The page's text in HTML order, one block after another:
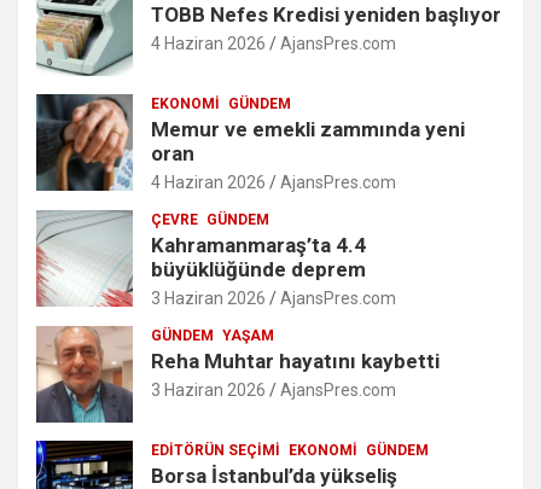
TOBB Nefes Kredisi yeniden başlıyor
4 Haziran 2026 AjansPres.com
EKONOMI GÜNDEM
Memur ve emekli zammında yeni
oran
4 Haziran 2026 AjansPres.com
ÇEVRE GÜNDEM
Kahramanmaraş’ta 4.4
büyüklüğünde deprem
3 Haziran 2026 AjansPres.com
GÜNDEM YAŞAM
Reha Muhtar hayatını kaybetti
3 Haziran 2026 AjansPres.com
EDITÖRÜN SEÇIMI EKONOMI GÜNDEM
Borsa İstanbul’da yükseliş